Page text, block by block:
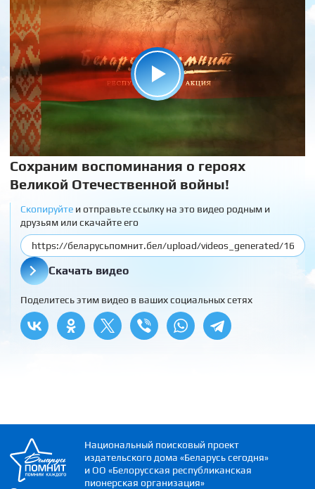
Сохраним воспоминания о героях
Великой Отечественной войны!
Скопируйтеи отправьте ссылку на это видео родным и
друзьям или скачайте его
Скачать видео
Поделитесь этим видео в ваших социальных сетях
Национальный поисковый проект
издательского дома «Беларусь сегодня»
и ОО «Белорусская республиканская
пионерская организация»